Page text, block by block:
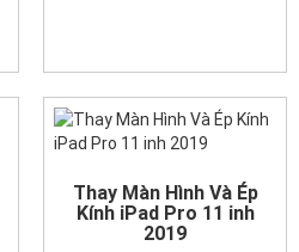
Thay Màn Hình Và Ép
Kính iPad Pro 11 inh
2019